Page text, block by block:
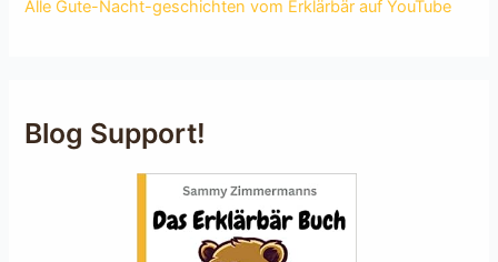
Alle Gute-Nacht-geschichten vom Erklärbär auf YouTube
Blog Support!